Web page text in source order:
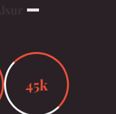
45k